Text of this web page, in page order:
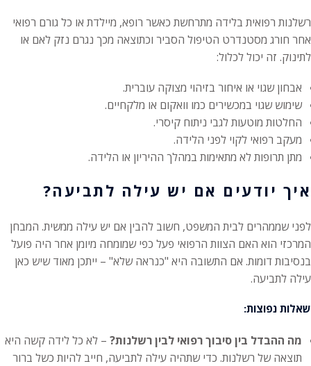
רשלנות רפואית בלידה מתרחשת כאשר רופא, מיילדת או כל גורם רפואי
אחר חורג מסטנדרט הטיפול הסביר וכתוצאה מכך נגרם נזק לאם או
לתינוק. זה יכול לכלול:
אבחון שגוי או איחור בזיהוי מצוקה עוברית.
שימוש שגוי במכשירים כמו וואקום או מלקחיים.
החלטות מוטעות לגבי ניתוח קיסרי.
מעקב רפואי לקוי לפני הלידה.
מתן תרופות לא מתאימות במהלך ההיריון או הלידה.
איך יודעים אם יש עילה לתביעה?
לפני שממהרים לבית המשפט, חשוב להבין אם יש עילה ממשית. המבחן
המרכזי הוא האם הצוות הרפואי פעל כפי שמומחה מיומן אחר היה פועל
בנסיבות דומות. אם התשובה היא "כנראה שלא" – ייתכן מאוד שיש כאן
עילה לתביעה.
שאלות נפוצות:
מה ההבדל בין סיבוך רפואי לבין רשלנות? – לא כל לידה קשה היא
תוצאה של רשלנות. כדי שתהיה עילה לתביעה, חייב להיות כשל ברור